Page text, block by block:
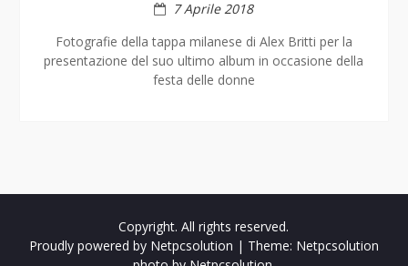
7 Aprile 2018
Fotografie della tappa milanese di Alex Britti per la
presentazione del suo ultimo album in occasione della
festa delle donne
Copyright. All rights reserved.
Proudly powered by Netpcsolution | Theme: Netpcsolution